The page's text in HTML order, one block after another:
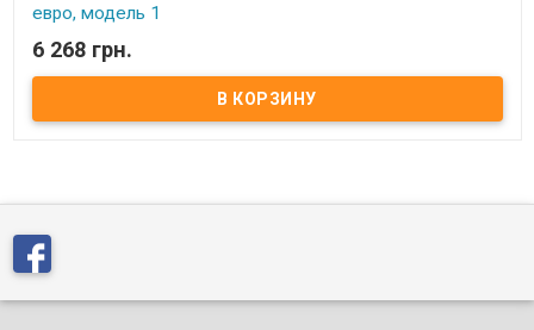
евро, модель 1
В наличии
Постельное белье с пике - покрывалом Roberto Cavalli евро,
модель 1 Простынь: 230х250 см Наволочки: 50х70 см - 2 шт.
Покрывало - одеяло: 200х230 см Наполнитель одеяла - пике: 75%
египетского хлопка, на ощупь похоже к шелку, можно
6 268 грн.